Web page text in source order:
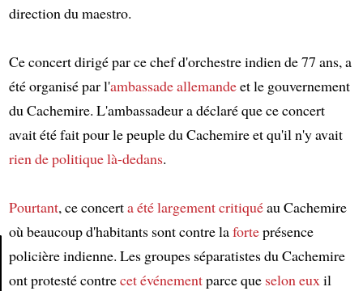
Article
direction du maestro.
Ce concert dirigé par ce chef d'orchestre indien de 77 ans, a
été organisé par l'ambassade allemandeet le gouvernement
du Cachemire. L'ambassadeur a déclaré que ce concert
avait été fait pour le peuple du Cachemire et qu'il n'y avait
rien de politiquelà-dedans.
Pourtant, ce concerta été largement critiquéau Cachemire
où beaucoup d'habitants sont contre laforteprésence
policière indienne. Les groupes séparatistes du Cachemire
ont protesté contrecet événementparce que selon euxil